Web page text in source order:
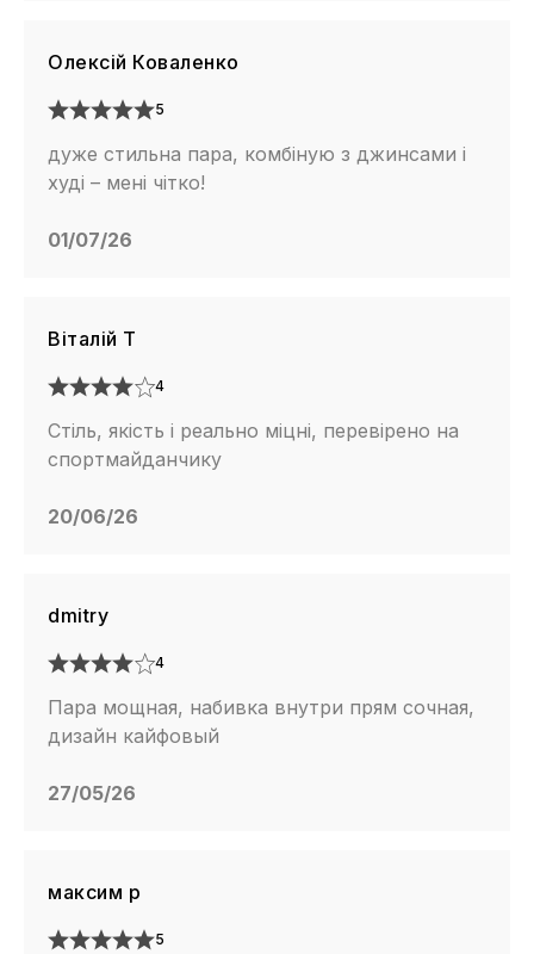
Олексій Коваленко
5
дуже стильна пара, комбіную з джинсами і
худі – мені чітко!
01/07/26
Віталій Т
4
Стіль, якість і реально міцні, перевірено на
спортмайданчику
20/06/26
dmitry
4
Пара мощная, набивка внутри прям сочная,
дизайн кайфовый
27/05/26
максим р
5